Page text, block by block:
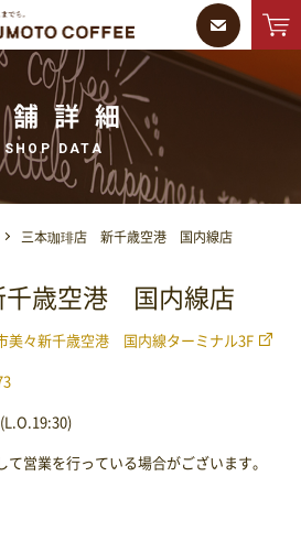
株式会社
SHOP
舗詳細
SHOP DATA
三本珈琲店 新千歳空港 国内線店
歳空港 国内線店
美々新千歳空港 国内線ターミナル3F
て営業を行っている場合がございます。